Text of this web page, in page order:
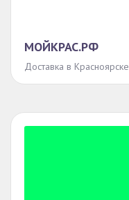
МОЙКРАС.РФ
Доставка в Красноярске